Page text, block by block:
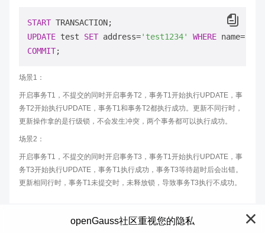
START
UPDATE test SET address='test1234' WHERE name=
COMMIT
场景1：
开启事务T1，不提交的同时开启事务T2，事务T1开始执行UPDATE，事
务T2开始执行UPDATE，事务T1和事务T2都执行成功。更新不同行时，
更新操作拿的是行级锁，不会发生冲突，两个事务都可以执行成功。
场景2：
开启事务T1，不提交的同时开启事务T3，事务T1开始执行UPDATE，事
务T3开始执行UPDATE，事务T1执行成功，事务T3等待超时后会出错。
更新相同行时，事务T1未提交时，未释放锁，导致事务T3执行不成功。
openGauss社区重视您的隐私